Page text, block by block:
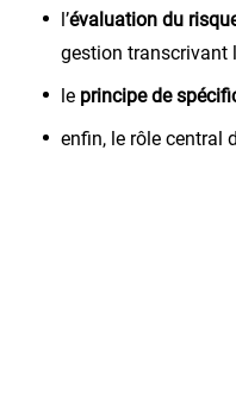
l’évaluation du
gestion transcrivant
le principe de
enfin, le rôle central